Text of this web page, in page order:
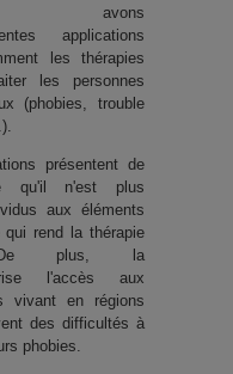
avons
applications
les thérapies
les personnes
(phobies, trouble
présentent de
qu'il n'est plus
aux éléments
rend la thérapie
De plus, la
l'accès aux
vivant en régions
des difficultés à
phobies.